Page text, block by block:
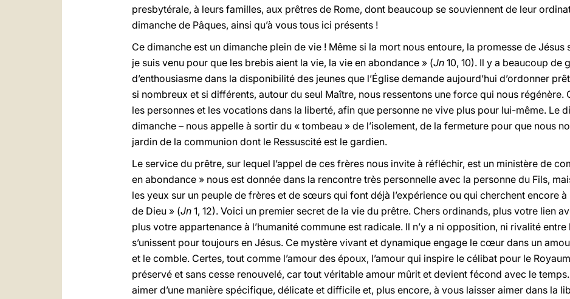
presbytérale, à leurs familles, aux prêtres de Rome, dont beaucoup se souviennent de leur
dimanche de Pâques, ainsi qu’à vous tous ici présents !
Ce dimanche est un dimanche plein de vie ! Même si la mort nous entoure, la promesse de Jésus
je suis venu pour que les brebis aient la vie, la vie en abondance » (Jn 10, 10). Il y a beaucoup de
d’enthousiasme dans la disponibilité des jeunes que l’Église demande aujourd’hui d’ordonner
si nombreux et si différents, autour du seul Maître, nous ressentons une force qui nous régénère.
les personnes et les vocations dans la liberté, afin que personne ne vive plus pour lui-même. Le
dimanche – nous appelle à sortir du « tombeau » de l’isolement, de la fermeture pour que nous
jardin de la communion dont le Ressuscité est le gardien.
Le service du prêtre, sur lequel l’appel de ces frères nous invite à réfléchir, est un ministère de
en abondance » nous est donnée dans la rencontre très personnelle avec la personne du Fils,
les yeux sur un peuple de frères et de sœurs qui font déjà l’expérience ou qui cherchent encore
de Dieu » (Jn 1, 12). Voici un premier secret de la vie du prêtre. Chers ordinands, plus votre lien
plus votre appartenance à l’humanité commune est radicale. Il n’y a ni opposition, ni rivalité
s’unissent pour toujours en Jésus. Ce mystère vivant et dynamique engage le cœur dans un
et le comble. Certes, tout comme l’amour des époux, l’amour qui inspire le célibat pour le
préservé et sans cesse renouvelé, car tout véritable amour mûrit et devient fécond avec le
aimer d’une manière spécifique, délicate et difficile et, plus encore, à vous laisser aimer dans la